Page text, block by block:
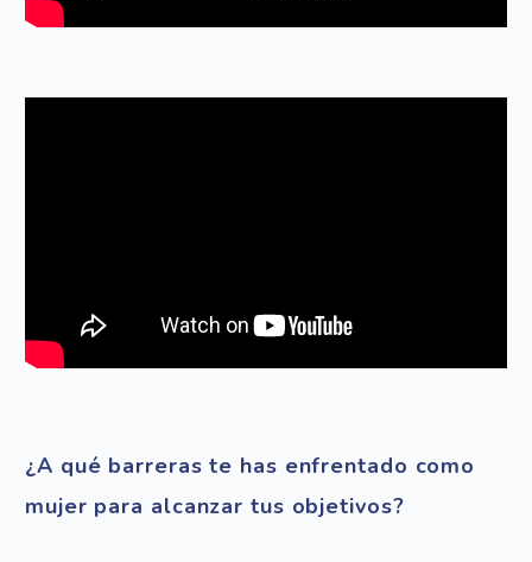
¿A qué barreras te has enfrentado como
mujer para alcanzar tus objetivos?